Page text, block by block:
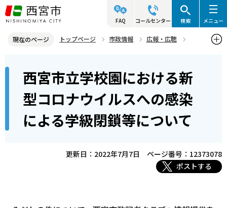
こ
の
ジ
す
FAQ コールセンター 検索 メニュー
現在のページ トップページ 市政情報
広報・広聴
西宮市立学校園における新型コロナウイルスへの感染による学級閉鎖
等について
ら
西宮市立学校園における新
型コロナウイルスへの感染
による学級閉鎖等について
更新日：2022年7月7日
ページ番号：12373078
ポストする